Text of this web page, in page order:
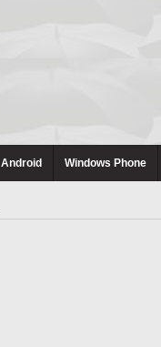
Android Windows Phone